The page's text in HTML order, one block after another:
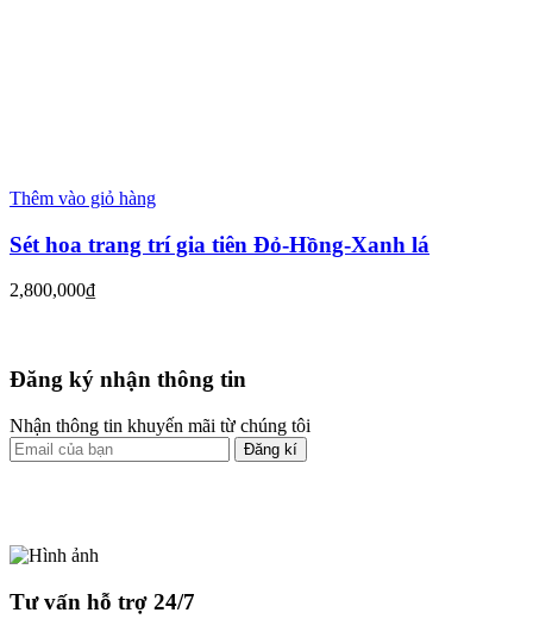
Thêm vào giỏ hàng
Sét hoa trang trí gia tiên Đỏ-Hồng-Xanh lá
2,800,000₫
Đăng ký nhận thông tin
Nhận thông tin khuyến mãi từ chúng tôi
Đăng kí
Tư vấn hỗ trợ 24/7